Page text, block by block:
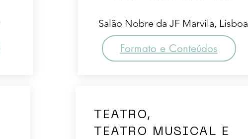
Salão Nobre da JF Marvila, Lisboa
Formato e Conteúdos
TEATRO,
TEATRO MUSICAL E